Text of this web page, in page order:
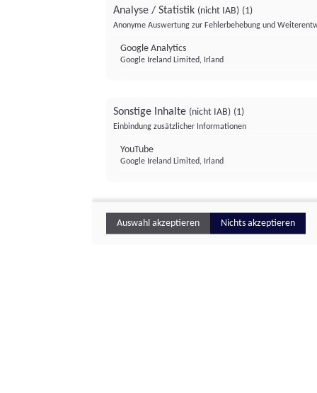
Analyse / Statistik (nicht IAB) (1)
Anonyme Auswertung zur Fehlerbehebung und
Google Analytics
Google Ireland Limited, Irland
Sonstige Inhalte (nicht IAB) (1)
Einbindung zusätzlicher Informationen
YouTube
Google Ireland Limited, Irland
Auswahl akzeptieren Nichts akzeptieren